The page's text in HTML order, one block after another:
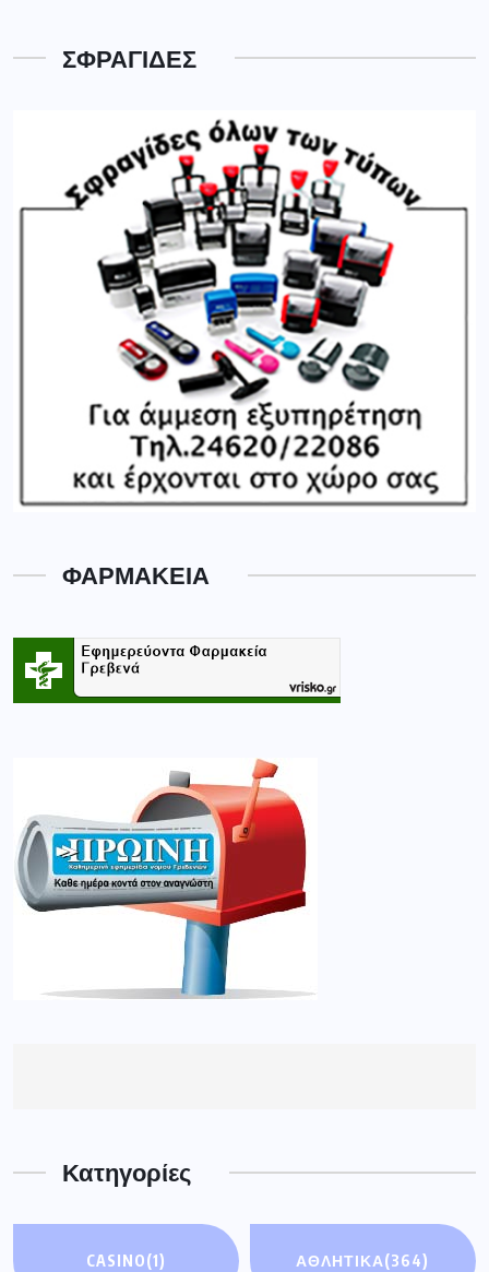
ΣΦΡΑΓΙΔΕΣ
ΦΑΡΜΑΚΕΙΑ
Κατηγορίες
CASINO(1) ΑΘΛΗΤΙΚΑ(364)